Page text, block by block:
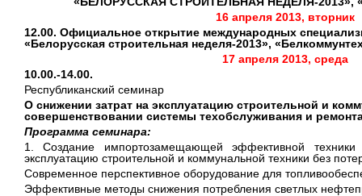
16 апреля 2013, вторник
12.00. Официальное открытие международных
«Белорусская строительная неделя-2013»,
17 апреля 2013, среда
10.00.-14.00.
Республиканский семинар
О снижении затрат на эксплуатацию строительной и
совершенствовании системы техобслуживания и
Программа семинара:
1. Создание импортозамещающей эффективной
эксплуатацию строительной и коммунальной техники без
Современное перспективное оборудование для
Эффективные методы снижения потребления светлых